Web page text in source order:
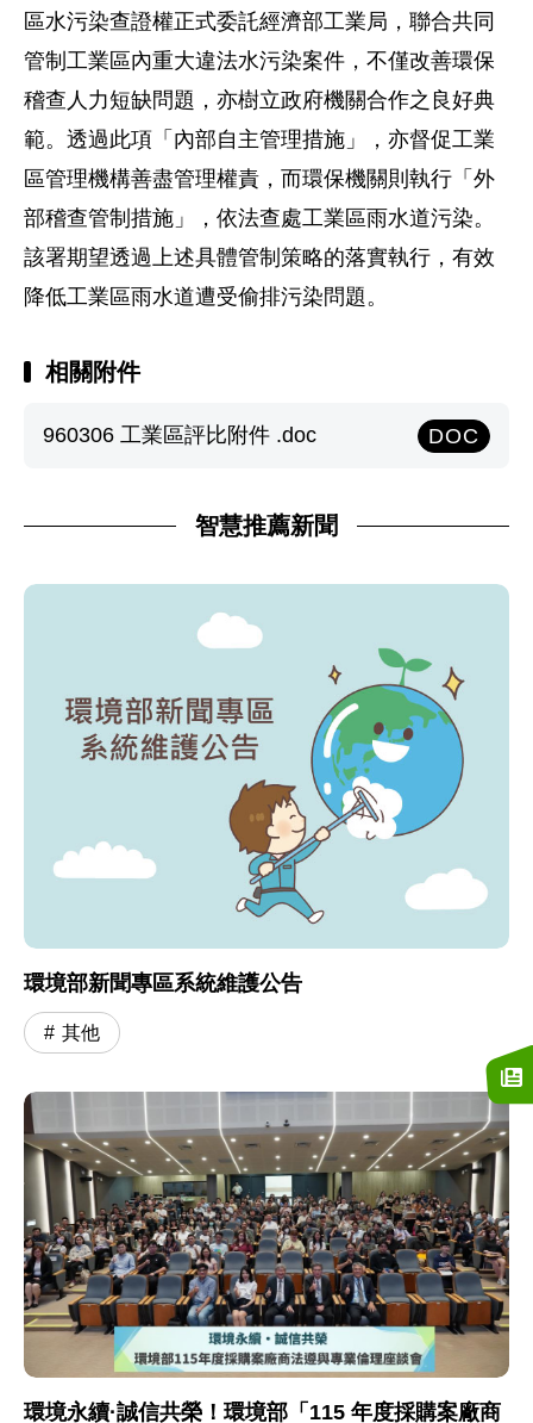
區水污染查證權正式委託經濟部工業局，聯合共同
管制工業區內重大違法水污染案件，不僅改善環保
稽查人力短缺問題，亦樹立政府機關合作之良好典
範。透過此項「內部自主管理措施」，亦督促工業
區管理機構善盡管理權責，而環保機關則執行「外
部稽查管制措施」，依法查處工業區雨水道污染。
該署期望透過上述具體管制策略的落實執行，有效
降低工業區雨水道遭受偷排污染問題。
相關附件
960306 工業區評比附件 .doc DOC
智慧推薦新聞
環境部新聞專區系統維護公告
其他
環境永續·誠信共榮！環境部「115 年度採購案廠商